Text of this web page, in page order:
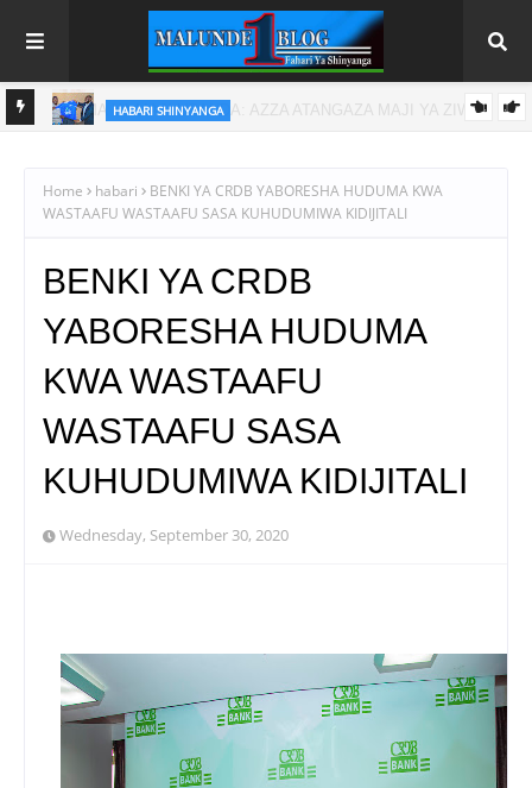
HABARI SHINYANGA
Home habari
BENKI YA CRDB YABORESHA HUDUMA KWA
WASTAAFU WASTAAFU SASA KUHUDUMIWA KIDIJITALI
BENKI YA CRDB
YABORESHA HUDUMA
KWA WASTAAFU
WASTAAFU SASA
KUHUDUMIWA KIDIJITALI
Wednesday, September 30, 2020